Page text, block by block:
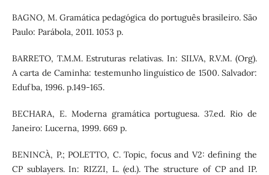
BAGNO, M. Gramática pedagógica do português brasileiro. São
Paulo: Parábola, 2011. 1053 p.
BARRETO, T.M.M. Estruturas relativas. In: SILVA, R.V.M. (Org).
A carta de Caminha: testemunho linguístico de 1500. Salvador:
Edufba, 1996. p.149-165.
BECHARA, E. Moderna gramática portuguesa. 37.ed. Rio de
Janeiro: Lucerna, 1999. 669 p.
BENINCÀ, P.; POLETTO, C. Topic, focus and V2: defining the
CP sublayers. In: RIZZI, L. (ed.). The structure of CP and IP.